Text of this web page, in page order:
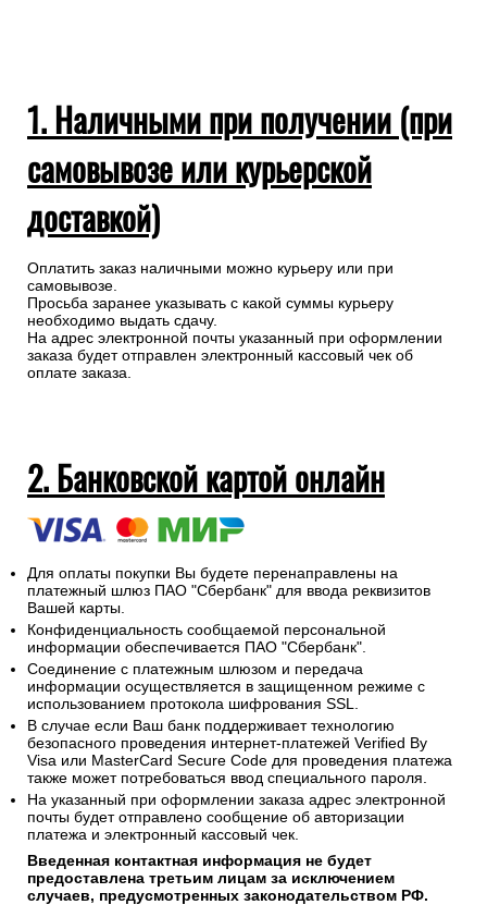
1. Наличными при получении (при
самовывозе или курьерской
доставкой)
заказа будет отправлен электронный кассовый чек об
оплате заказа.
2. Банковской картой онлайн
Для оплаты покупки Вы будете перенаправлены на
платежный шлюз ПАО "Сбербанк" для ввода реквизитов
Вашей карты.
Конфиденциальность сообщаемой персональной
информации обеспечивается ПАО "Сбербанк".
Соединение с платежным шлюзом и передача
информации осуществляется в защищенном режиме с
использованием протокола шифрования SSL.
В случае если Ваш банк поддерживает технологию
безопасного проведения интернет-платежей Verified By
Visa или MasterCard Secure Code для проведения платежа
также может потребоваться ввод специального пароля.